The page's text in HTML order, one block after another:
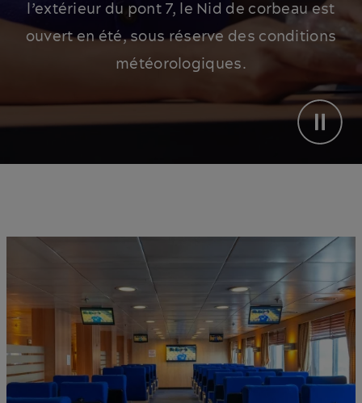
l’extérieur du pont 7, le Nid de corbeau est
ouvert en été, sous réserve des conditions
météorologiques.